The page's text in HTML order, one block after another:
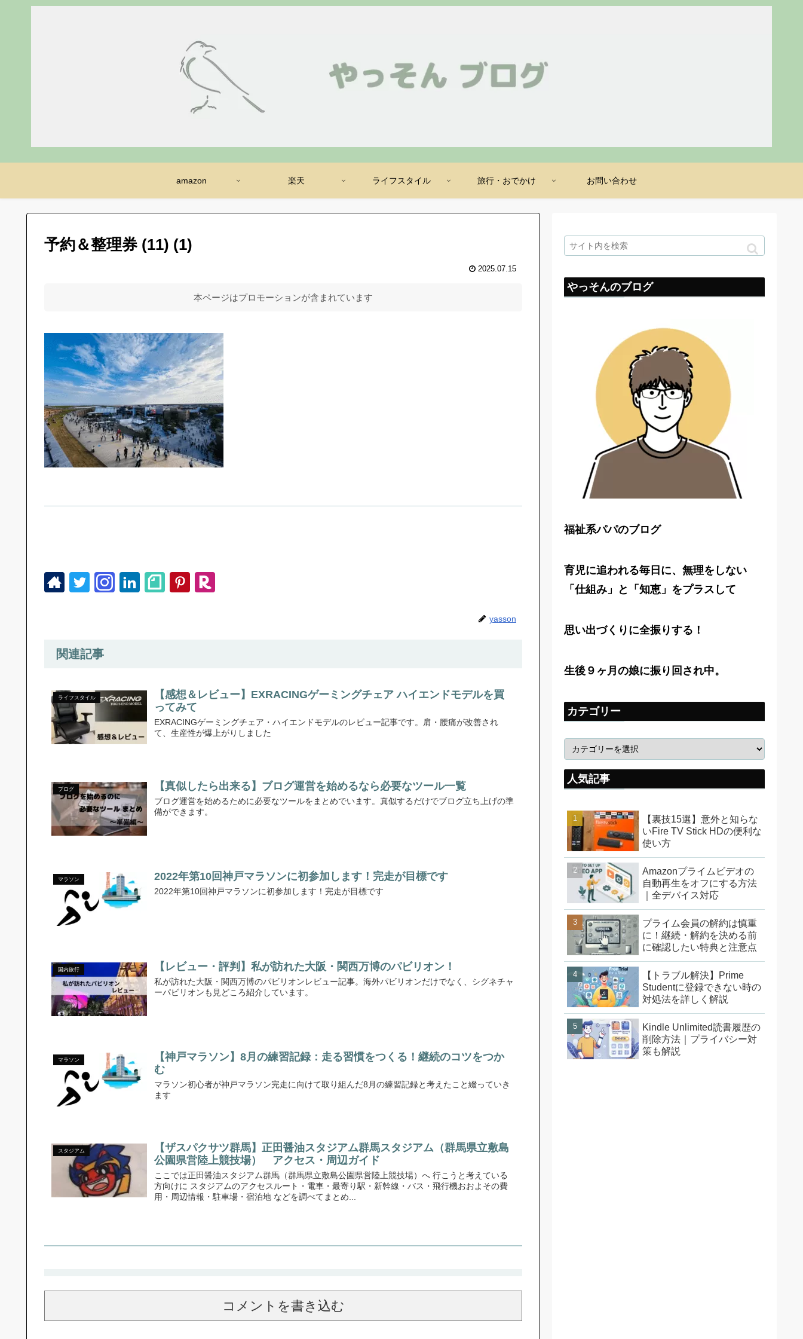
amazon 楽天 ライフスタイル 旅行・おでかけ お問い合わせ
予約＆整理券 (11) (1)
2025.07.15
本ページはプロモーションが含まれています
yasson
関連記事
ライフスタイル
【感想＆レビュー】EXRACINGゲーミングチェア ハイエンドモデルを買
ってみて
EXRACINGゲーミングチェア・ハイエンドモデルのレビュー記事です。肩・腰痛が改善され
て、生産性が爆上がりしました
ブログ 【真似したら出来る】ブログ運営を始めるなら必要なツール一覧
ブログ運営を始めるために必要なツールをまとめでいます。真似するだけでブログ立ち上げの準
備ができます。
マラソン 2022年第10回神戸マラソンに初参加します！完走が目標です
2022年第10回神戸マラソンに初参加します！完走が目標です
国内旅行 【レビュー・評判】私が訪れた大阪・関西万博のパビリオン！
私が訪れた大阪・関西万博のパビリオンレビュー記事。海外パビリオンだけでなく、シグネチャ
ーパビリオンも見どころ紹介しています。
マラソン
【神戸マラソン】8月の練習記録：走る習慣をつくる！継続のコツをつか
む
マラソン初心者が神戸マラソン完走に向けて取り組んだ8月の練習記録と考えたこと綴っていき
ます
スタジアム
【ザスパクサツ群馬】正田醤油スタジアム群馬スタジアム（群馬県立敷島
公園県営陸上競技場） アクセス・周辺ガイド
ここでは正田醤油スタジアム群馬（群馬県立敷島公園県営陸上競技場）へ 行こうと考えている
方向けに スタジアムのアクセスルート・電車・最寄り駅・新幹線・バス・飛行機おおよその費
用・周辺情報・駐車場・宿泊地 などを調べてまとめ...
コメントを書き込む
やっそんのブログ
福祉系パパのブログ
育児に追われる毎日に、無理をしない
「仕組み」と「知恵」をプラスして
思い出づくりに全振りする！
生後９ヶ月の娘に振り回され中。
カテゴリー
人気記事
【裏技15選】意外と知らな
いFire TV Stick HDの便利な
使い方
Amazonプライムビデオの
自動再生をオフにする方法
｜全デバイス対応
プライム会員の解約は慎重
に！継続・解約を決める前
に確認したい特典と注意点
【トラブル解決】Prime
Studentに登録できない時の
対処法を詳しく解説
Kindle Unlimited読書履歴の
削除方法｜プライバシー対
策も解説